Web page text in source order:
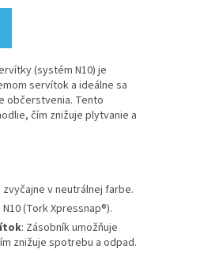
(systém N10) je
servítok a ideálne sa
občerstvenia. Tento
čím znižuje plytvanie a
v neutrálnej farbe.
: N10 (Tork Xpressnap®).
: Zásobník umožňuje
znižuje spotrebu a odpad.